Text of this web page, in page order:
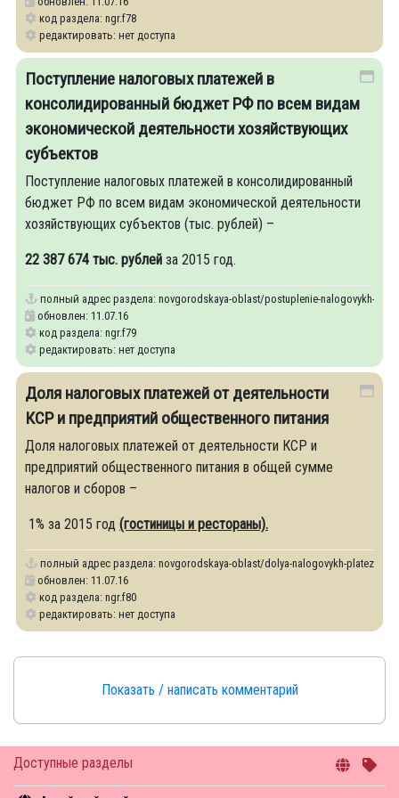
Доступные разделы
код раздела: ngr.f78
редактировать: нет доступа
Поступление налоговых платежей в
консолидированный бюджет РФ по всем видам
экономической деятельности хозяйствующих
субъектов
Поступление налоговых платежей в консолидированный
бюджет РФ по всем видам экономической деятельности
хозяйствующих субъектов (тыс. рублей) –
22 387 674 тыс. рублей за 2015 год.
полный адрес раздела: novgorodskaya-oblast/postuplenie-nalogovykh-
обновлен: 11.07.16
код раздела: ngr.f79
редактировать: нет доступа
Доля налоговых платежей от деятельности
КСР и предприятий общественного питания
Доля налоговых платежей от деятельности КСР и
предприятий общественного питания в общей сумме
налогов и сборов –
1% за 2015 год (гостиницы и рестораны).
полный адрес раздела: novgorodskaya-oblast/dolya-nalogovykh-platezhey-
обновлен: 11.07.16
код раздела: ngr.f80
редактировать: нет доступа
Показать / написать комментарий